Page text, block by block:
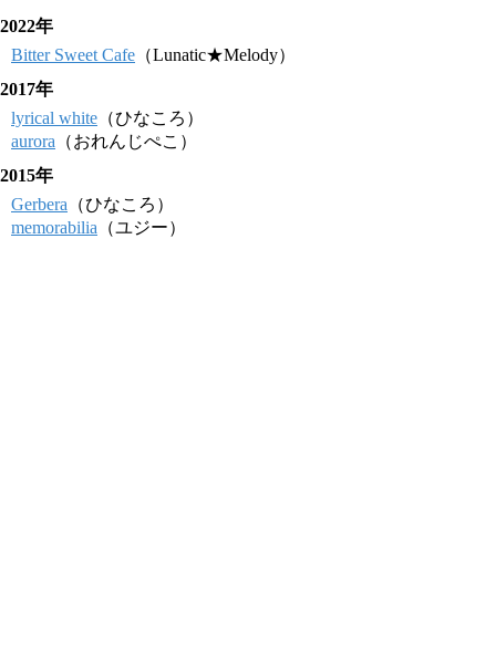
2022年
Bitter Sweet Cafe （Lunatic★Melody）
2017年
lyrical white （ひなころ）
aurora （おれんじぺこ）
2015年
Gerbera （ひなころ）
memorabilia （ユジー）